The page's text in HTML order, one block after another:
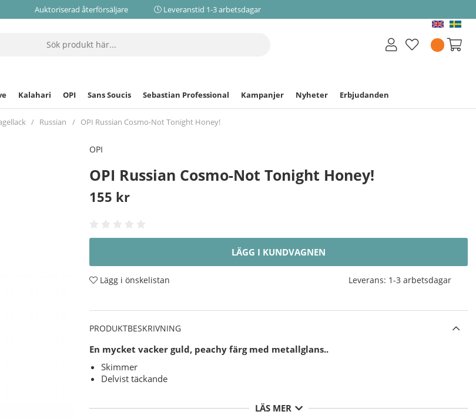
Auktoriserad återförsäljare Leveranstid 1-3 arbetsdagar
Kalahari OPI Sans Soucis Sebastian Professional Kampanjer Nyheter Erbjudanden
Russian OPI Russian Cosmo-Not Tonight Honey!
OPI
OPI Russian Cosmo-Not Tonight Honey!
155 kr
LÄGG I KUNDVAGNEN
Lägg i önskelistan Leverans: 1-3 arbetsdagar
PRODUKTBESKRIVNING
En mycket vacker guld, peachy färg med metallglans..
Skimmer
Delvist täckande
LÄS MER